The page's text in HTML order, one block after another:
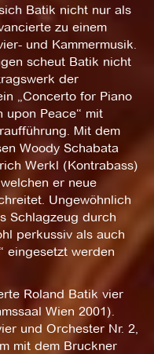
Batik nicht nur als
zu einem
und Kammermusik.
scheut Batik nicht
der
„Concerto for Piano
upon Peace“ mit
Mit dem
Woody Schabata
Werkl (Kontrabass)
er neue
Ungewöhnlich
Schlagzeug durch
perkussiv als auch
eingesetzt werden
Roland Batik vier
Wien 2001).
und Orchester Nr. 2,
mit dem Bruckner